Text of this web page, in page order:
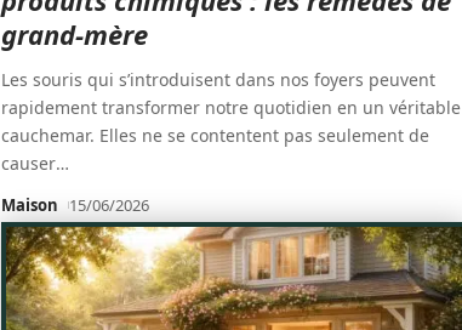
grand-mère
Les souris qui s’introduisent dans nos foyers peuvent
rapidement transformer notre quotidien en un véritable
cauchemar. Elles ne se contentent pas seulement de
causer…
Maison 15/06/2026